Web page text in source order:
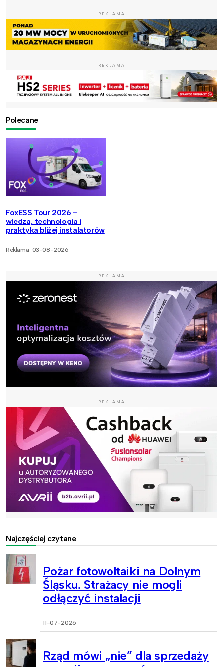
REKLAMA
REKLAMA
Polecane
FoxESS Tour 2026 -
wiedza, technologia i
praktyka bliżej instalatorów
Reklama 03-08-2026
REKLAMA
REKLAMA
Najczęściej czytane
Pożar fotowoltaiki na Dolnym
Śląsku. Strażacy nie mogli
odłączyć instalacji
11-07-2026
Rząd mówi „nie” dla sprzedaży